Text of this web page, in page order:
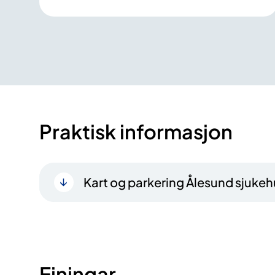
Praktisk informasjon
Kart og parkering Ålesund